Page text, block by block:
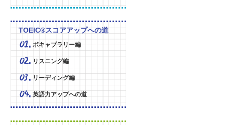
TOEIC®スコアアップへの道
ボキャブラリー編
リスニング編
リーディング編
英語力アップへの道